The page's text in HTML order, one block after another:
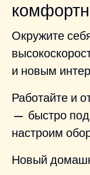
Окружите
и новым
Работайте и
— быстро
настроим
Новый